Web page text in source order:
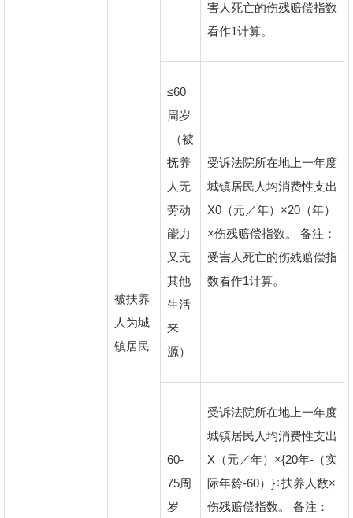
被扶养
人为城
镇居民
害人死亡的伤残赔偿指数
看作1计算。
≤60
周岁
（被
抚养
人无
劳动
能力
又无
其他
生活
来
源）
受诉法院所在地上一年度
城镇居民人均消费性支出
X0（元／年）×20（年）
×伤残赔偿指数。 备注：
受害人死亡的伤残赔偿指
数看作1计算。
60-
75周
岁
受诉法院所在地上一年度
城镇居民人均消费性支出
X（元／年）×{20年-（实
际年龄-60）}÷扶养人数×
伤残赔偿指数。 备注：